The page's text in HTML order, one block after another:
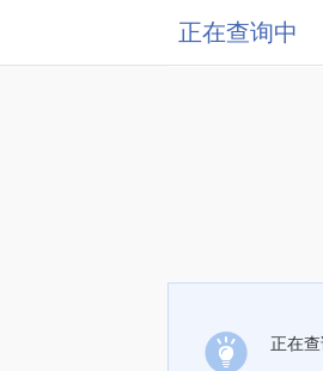
正在查询中
正在